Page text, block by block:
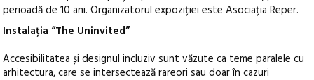
perioadă de 10 ani. Organizatorul expoziției este Asociația Reper.
Instalația “The Uninvited”
Accesibilitatea și designul incluziv sunt văzute ca teme paralele cu
arhitectura, care se intersectează rareori sau doar în cazuri